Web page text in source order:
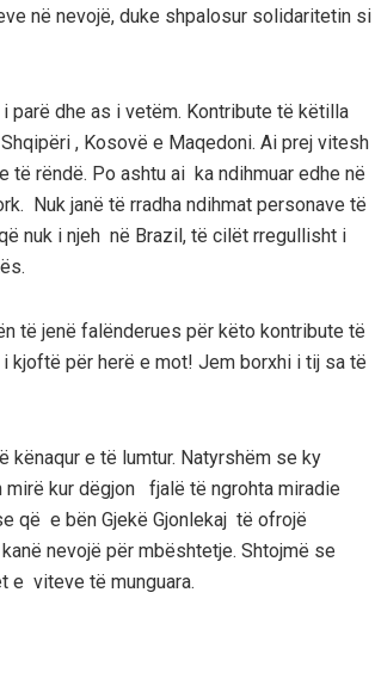
në nevojë, duke shpalosur solidaritetin si
i parë dhe as i vetëm. Kontribute të këtilla
i , Kosovë e Maqedoni. Ai prej vitesh
të rëndë. Po ashtu ai ka ndihmuar edhe në
Nuk janë të rradha ndihmat personave të
nuk i njeh në Brazil, të cilët rregullisht i
të jenë falënderues për këto kontribute të
i kjoftë për herë e mot! Jem borxhi i tij sa të
kënaqur e të lumtur. Natyrshëm se ky
kur dëgjon fjalë të ngrohta miradie
që e bën Gjekë Gjonlekaj të ofrojë
nevojë për mbështetje. Shtojmë se
e viteve të munguara.